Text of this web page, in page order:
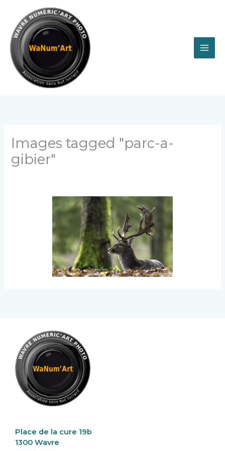
contenu
Images tagged "parc-a-
gibier"
Place de la cure 19b
1300 Wavre